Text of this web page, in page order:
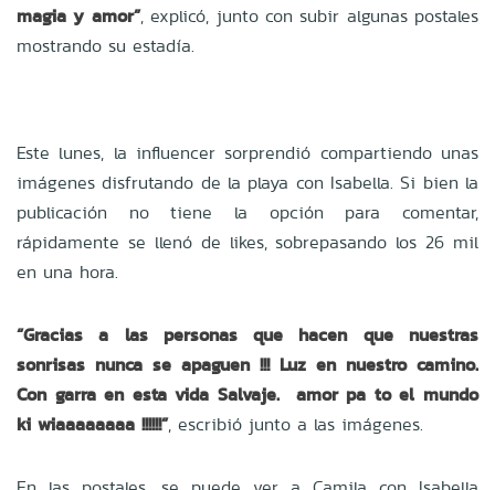
magia y amor”, explicó, junto con subir algunas postales
mostrando su estadía.
Este lunes, la influencer sorprendió compartiendo unas
imágenes disfrutando de la playa con Isabella. Si bien la
publicación no tiene la opción para comentar,
rápidamente se llenó de likes, sobrepasando los 26 mil
en una hora.
“Gracias a las personas que hacen que nuestras
sonrisas nunca se apaguen !!! Luz en nuestro camino.
Con garra en esta vida Salvaje. amor pa to el mundo
ki wiaaaaaaaa !!!!!!”, escribió junto a las imágenes.